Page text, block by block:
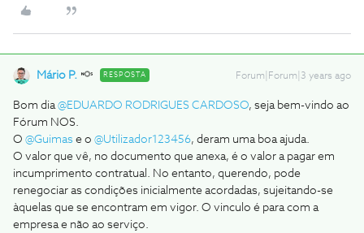
Mário P. RESPOSTA Forum|Forum|3 years ago
Bom dia@EDUARDO RODRIGUES CARDOSO, seja bem-vindo ao
Fórum NOS.
O @Guimas e o @Utilizador123456, deram uma boa ajuda.
O valor que vê, no documento que anexa, é o valor a pagar em
incumprimento contratual. No entanto, querendo, pode
renegociar as condições inicialmente acordadas, sujeitando-se
àquelas que se encontram em vigor. O vinculo é para com a
empresa e não ao serviço.